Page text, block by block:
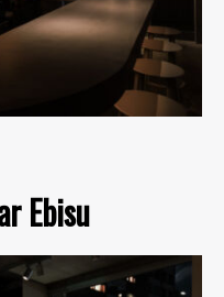
Ebisu